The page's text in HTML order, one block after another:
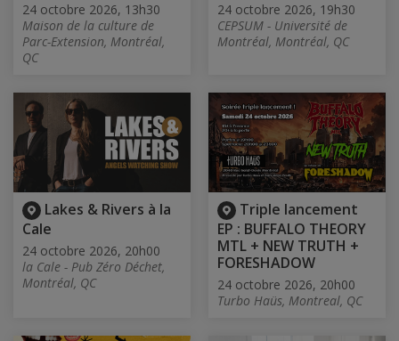
24 octobre 2026, 13h30
Maison de la culture de
Parc-Extension, Montréal,
QC
24 octobre 2026, 19h30
CEPSUM - Université de
Montréal, Montréal, QC
Lakes & Rivers à la
Cale
24 octobre 2026, 20h00
la Cale - Pub Zéro Déchet,
Montréal, QC
Triple lancement
EP : BUFFALO THEORY
MTL + NEW TRUTH +
FORESHADOW
24 octobre 2026, 20h00
Turbo Haüs, Montreal, QC